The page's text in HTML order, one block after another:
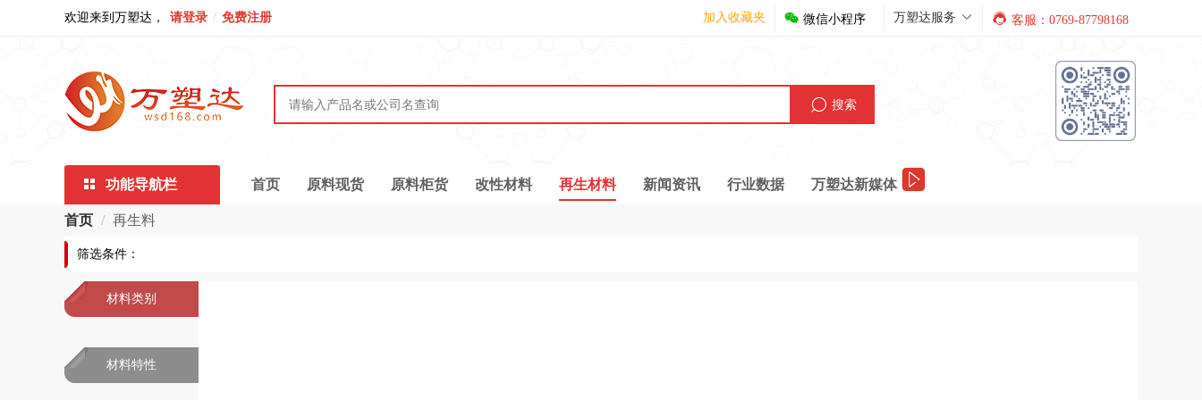
欢迎来到万塑达， 请登录 / 免费注册 加入收藏夹 微信小程序 万塑达服务 客服：0769-87798168
搜索
功能导航栏 首页 原料现货 原料柜货 改性材料 再生材料 新闻资讯 行业数据 万塑达新媒体
首页 / 再生料
筛选条件：
材料类别
材料特性